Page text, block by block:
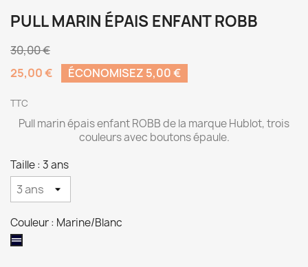
PULL MARIN ÉPAIS ENFANT ROBB
30,00 €
25,00 €
ÉCONOMISEZ 5,00 €
TTC
Pull marin épais enfant ROBB de la marque Hublot, trois
couleurs avec boutons épaule.
Taille : 3 ans
Couleur : Marine/Blanc
Marine/Blanc